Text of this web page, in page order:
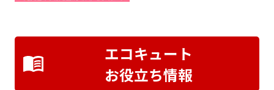
エコキュート
お役立ち情報